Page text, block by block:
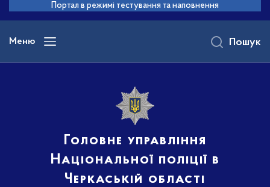
основного
вмісту
Портал в режимі тестування та наповнення
Меню
Головне управління
Національної поліції в
Черкаській області
Пошук